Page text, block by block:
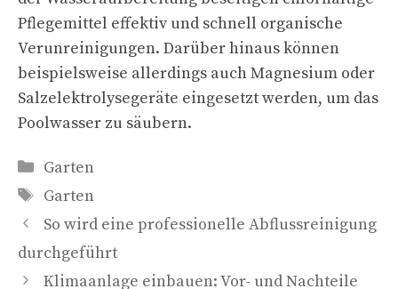
Pflegemittel effektiv und schnell organische
Verunreinigungen. Darüber hinaus können
beispielsweise allerdings auch Magnesium oder
Salzelektrolysegeräte eingesetzt werden, um das
Poolwasser zu säubern.
Kategorien
Garten
Schlagwörter
Garten
So wird eine professionelle Abflussreinigung
durchgeführt
Klimaanlage einbauen: Vor- und Nachteile